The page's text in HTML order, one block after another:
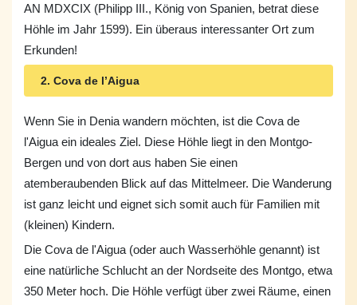
AN MDXCIX (Philipp III., König von Spanien, betrat diese
Höhle im Jahr 1599). Ein überaus interessanter Ort zum
Erkunden!
2. Cova de l’Aigua
Wenn Sie in Denia wandern möchten, ist die Cova de
l'Aigua ein ideales Ziel. Diese Höhle liegt in den Montgo-
Bergen und von dort aus haben Sie einen
atemberaubenden Blick auf das Mittelmeer. Die Wanderung
ist ganz leicht und eignet sich somit auch für Familien mit
(kleinen) Kindern.
Die Cova de l'Aigua (oder auch Wasserhöhle genannt) ist
eine natürliche Schlucht an der Nordseite des Montgo, etwa
350 Meter hoch. Die Höhle verfügt über zwei Räume, einen